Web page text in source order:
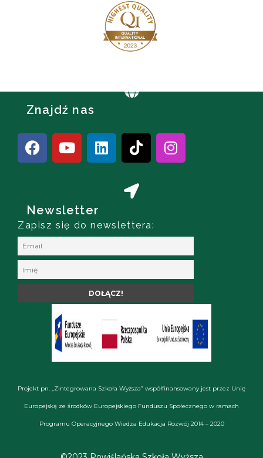
Znajdź nas
Newsletter
Zapisz się do newslettera:
Projekt pn. „Zintegrowana Szkoła Wyższa” współfinansowany jest przez Unię
Europejską ze środków Europejskiego Funduszu Społecznego w ramach
Programu Operacyjnego Wiedza Edukacja Rozwój 2014 – 2020